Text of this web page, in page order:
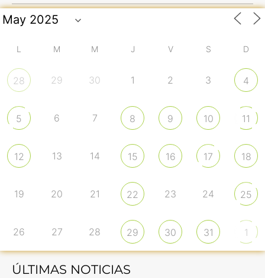
L M M J V S D
28 29 30 1 2 3 4
5 6 7 8 9 10 11
12 13 14 15 16 17 18
19 20 21 22 23 24 25
26 27 28 29 30 31 1
ÚLTIMAS NOTICIAS